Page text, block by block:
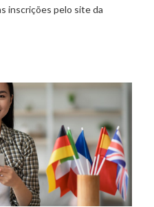
inscrições pelo site da